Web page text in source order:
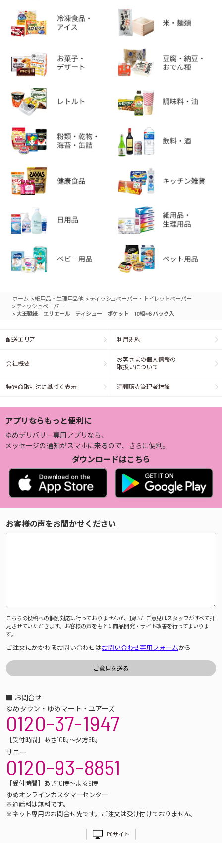
ホーム >紙用品・生理用品他 > ティッシュペーパー・トイレットペーパー
> ティッシュペーパー
> 大王製紙 エリエール ティシュー ポケット 10組×６パック入
配送エリア 利用規約
会社概要
お客さまの個人情報の
取扱いについて
特定商取引法に基づく表示 酒類販売管理者標識
アプリならもっと便利に
ゆめデリバリー専用アプリなら、
メッセージの通知がスマホに来るので、さらに便利。
ダウンロードはこちら
お客様の声をお聞かせください
こちらの投稿への個別対応は行っておりませんが、頂いたご意見はスタッフがすべて拝
見させていただきます。お客様の声をもとに商品開発・サイト改善を行ってまいりま
す。
ご注文にかかわるお問い合わせはお問い合わせ専用フォームから
■ お問合せ
ゆめタウン・ゆめマート・ユアーズ
0120-37-1947
［受付時間］あさ10時～夕方6時
サニー
0120-93-8851
［受付時間］あさ10時～よる9時
ゆめオンラインカスタマーセンター
※通話料は無料です。
※ネット専用のお問合せ先です。ご注文は受け付けておりません。
PCサイト